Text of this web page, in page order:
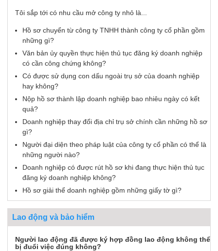
Tôi sắp tới có nhu cầu mở công ty nhỏ là...
Hồ sơ chuyển từ công ty TNHH thành công ty cổ phần gồm
những gì?
Văn bản ủy quyền thực hiện thủ tục đăng ký doanh nghiệp
có cần công chứng không?
Có được sử dụng con dấu ngoài trụ sở của doanh nghiệp
hay không?
Nộp hồ sơ thành lập doanh nghiệp bao nhiêu ngày có kết
quả?
Doanh nghiệp thay đổi địa chỉ trụ sở chính cần những hồ sơ
gì?
Người đại diện theo pháp luật của công ty cổ phần có thể là
những người nào?
Doanh nghiệp có được rút hồ sơ khi đang thực hiện thủ tục
đăng ký doanh nghiệp không?
Hồ sơ giải thể doanh nghiệp gồm những giấy tờ gì?
Lao động và bảo hiểm
Người lao động đã được ký hợp đồng lao động không thể
bị đuổi việc đúng không?